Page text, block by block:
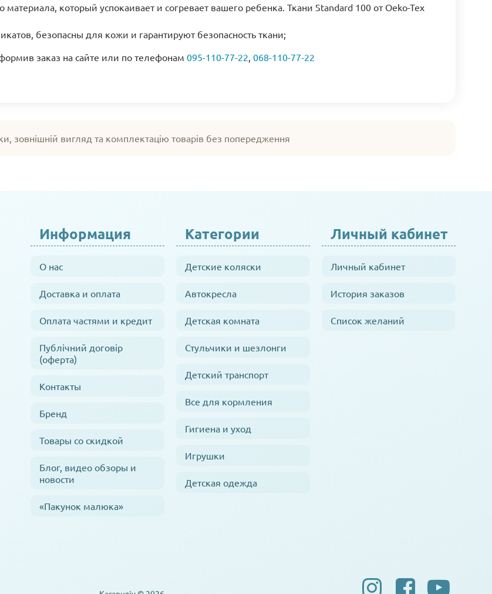
материала, который успокаивает и согревает вашего ребенка. Ткани Standard 100 от Oeko-Tex
безопасны для кожи и гарантируют безопасность ткани;
заказ на сайте или по телефонам 095-110-77-22, 068-110-77-22
зовнішній вигляд та комплектацію товарів без попередження
Информация
О нас
Доставка и оплата
Оплата частями и кредит
Публічний договір
(оферта)
Контакты
Бренд
Товары со скидкой
Блог, видео обзоры и
новости
«Пакунок малюка»
Категории
Детские коляски
Автокресла
Детская комната
Стульчики и шезлонги
Детский транспорт
Все для кормления
Гигиена и уход
Игрушки
Детская одежда
Личный кабинет
Личный кабинет
История заказов
Список желаний